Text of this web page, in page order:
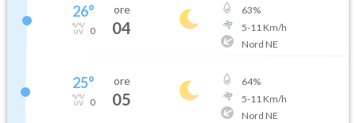
26°
0
ore
04
63%
5-11 Km/h
Nord NE
25°
0
ore
05
64%
5-11 Km/h
Nord NE